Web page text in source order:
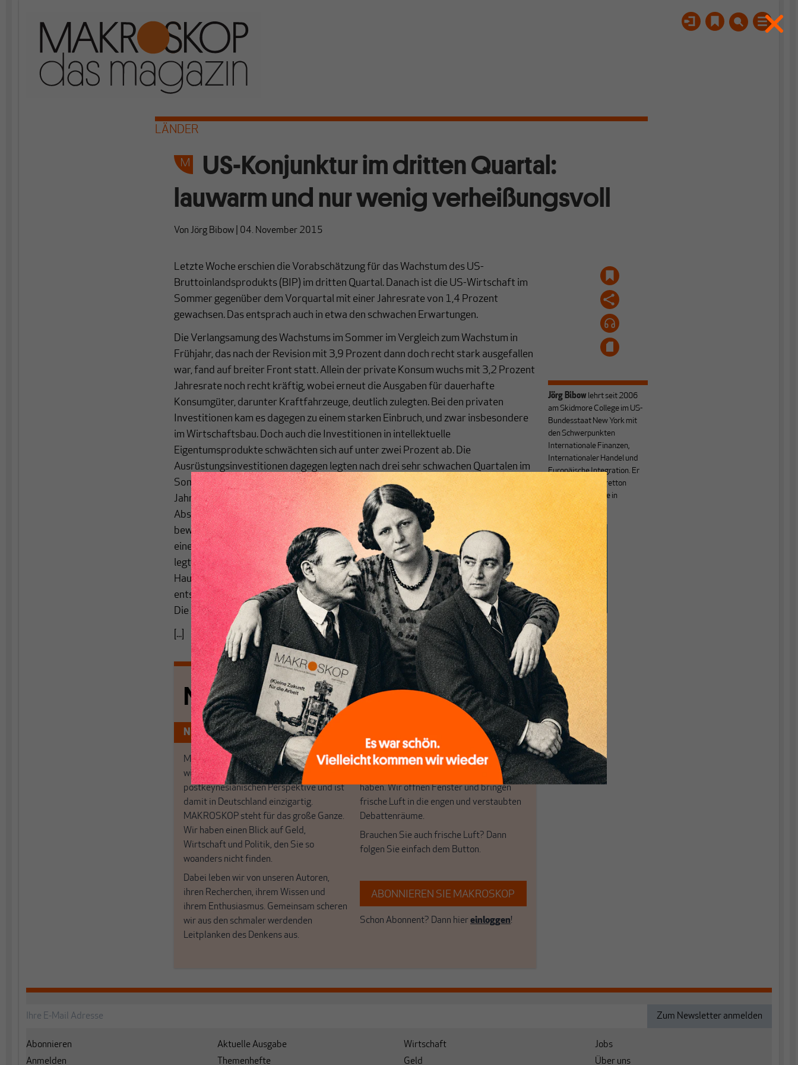
LÄNDER
US-Konjunktur im dritten Quartal:
lauwarm und nur wenig verheißungsvoll
VonJörg Bibow 04. November 2015
Letzte Woche erschien die Vorabschätzung für das Wachstum des US-
Bruttoinlandsprodukts (BIP) im dritten Quartal. Danach ist die US-Wirtschaft im
Sommer gegenüber dem Vorquartal mit einer Jahresrate von 1,4 Prozent
gewachsen. Das entsprach auch in etwa den schwachen Erwartungen.
Die Verlangsamung des Wachstums im Sommer im Vergleich zum Wachstum in
Frühjahr, das nach der Revision mit 3,9 Prozent dann doch recht stark ausgefallen
war, fand auf breiter Front statt. Allein der private Konsum wuchs mit 3,2 Prozent
Jahresrate noch recht kräftig, wobei erneut die Ausgaben für dauerhafte
Konsumgüter, darunter Kraftfahrzeuge, deutlich zulegten. Bei den privaten
Investitionen kam es dagegen zu einem starken Einbruch, und zwar insbesondere
im Wirtschaftsbau. Doch auch die Investitionen in intellektuelle
Eigentumsprodukte schwächten sich auf unter zwei Prozent ab. Die
Ausrüstungsinvestitionen dagegen legten nach drei sehr schwachen Quartalen im
Sommer mit gut fünf Prozent zu. Auch im Wohnungsbau ging es mit einer
Jahresrate von immerhin gut sechs Prozent voran, was allerdings einer deutlichen
Abschwächung im Vergleich zu den Quartalen zuvor entsprach. Der Außenhandel
bewegt sich kaum. Sowohl Exporte als auch Importe wuchsen im Sommer nur mit
einer Jahresrate von knapp unter zwei Prozent. Ebenfalls mit knapp zwei Prozent
legten auch die Staatsausgaben zu, was in diesem Fall, nach von
Haushaltskürzungen geprägten Jahren, jedoch einer erfreulichen Entwicklung
entspricht, die erneut von den Bundesstaaten und Kommunen getragen wurde.
Die Ausgaben der Bundesregierung stagnierten insgesamt.
[...]
Nichts schreibt sich von allein!
Nur für Abonnenten
MAKROSKOP analysiert
wirtschaftspolitische Themen aus einer
postkeynesianischen Perspektive und ist
damit in Deutschland einzigartig.
MAKROSKOP steht für das große Ganze.
Wir haben einen Blick auf Geld,
Wirtschaft und Politik, den Sie so
woanders nicht finden.
Dabei leben wir von unseren Autoren,
ihren Recherchen, ihrem Wissen und
ihrem Enthusiasmus. Gemeinsam scheren
wir aus den schmaler werdenden
Leitplanken des Denkens aus.
Wir verlassen die journalistische
Filterblase, in der sich viele eingerichtet
haben. Wir öffnen Fenster und bringen
frische Luft in die engen und verstaubten
Debattenräume.
Brauchen Sie auch frische Luft? Dann
folgen Sie einfach dem Button.
ABONNIEREN SIE MAKROSKOP
Schon Abonnent? Dann hiereinloggen!
Jörg Bibowlehrt seit 2006
am Skidmore College im US-
Bundesstaat New York mit
den Schwerpunkten
Internationale Finanzen,
Internationaler Handel und
Europäische Integration. Er
ist Mitglied des Bretton
Woods Committee in
Washington, DC.
Keynes on
Monetary Policy,
Finance and
Uncertainty
Abonnieren
Anmelden
Aktuelle Ausgabe
Themenhefte
Wirtschaft
Geld
Jobs
Über uns